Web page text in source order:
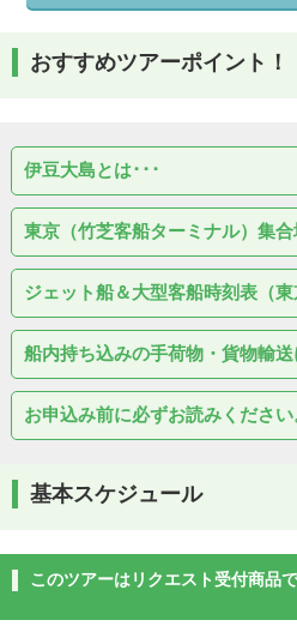
おすすめツアーポイント！
伊豆大島とは･･･
東京（竹芝客船ターミナル）集
ジェット船＆大型客船時刻表（東
船内持ち込みの手荷物・貨物輸
お申込み前に必ずお読みください
基本スケジュール
このツアーはリクエスト受付商品